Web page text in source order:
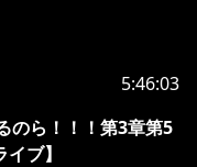
てお読みいただく
to-minors/
5:46:03
のら！！！第3章第5
ブ】